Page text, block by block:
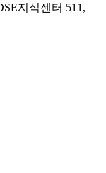
지식센터 511,